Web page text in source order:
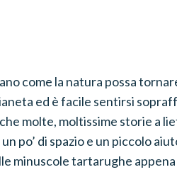
come la natura possa
ed è facile sentirsi
molte, moltissime storie a
po’ di spazio e un piccolo
minuscole tartarughe